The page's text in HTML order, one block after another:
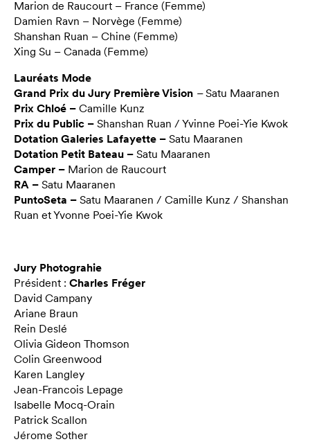
Marion de Raucourt – France (Femme)
Damien Ravn – Norvège (Femme)
Shanshan Ruan – Chine (Femme)
Xing Su – Canada (Femme)
Lauréats Mode
Grand Prix du Jury Première Vision –Satu Maaranen
Prix Chloé – Camille Kunz
Prix du Public – Shanshan Ruan / Yvinne Poei-Yie Kwok
Dotation Galeries Lafayette – Satu Maaranen
Dotation Petit Bateau – Satu Maaranen
Camper – Marion de Raucourt
RA – Satu Maaranen
PuntoSeta – Satu Maaranen / Camille Kunz / Shanshan
Ruan et Yvonne Poei-Yie Kwok
Jury Photograhie
Président : Charles Fréger
David Campany
Ariane Braun
Rein Deslé
Olivia Gideon Thomson
Colin Greenwood
Karen Langley
Jean-Francois Lepage
Isabelle Mocq-Orain
Patrick Scallon
Jérome Sother